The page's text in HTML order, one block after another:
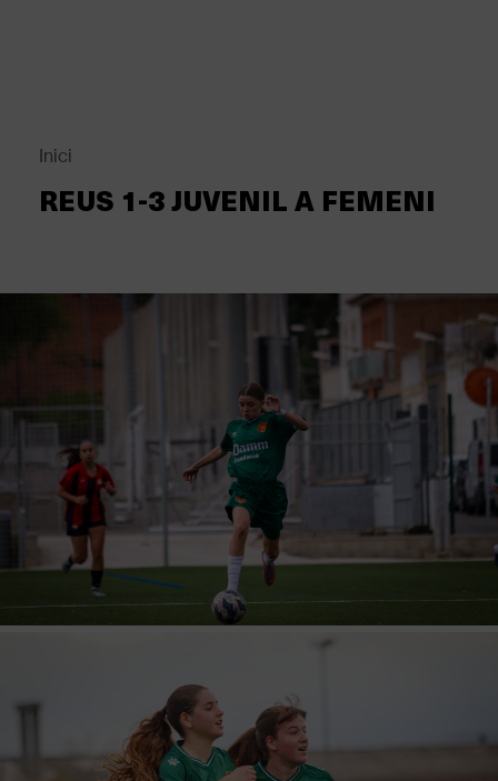
Fil
d'Ariadna
Inici
REUS 1-3 JUVENIL A FEMENI